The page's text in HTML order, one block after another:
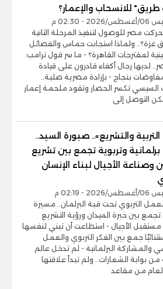
طريق" للانسحاب والإعمار؟
- 02:30 م
مصر للوصول لتنفيذ المرحلة الثانية
غزة؟.. ولماذا استجابت حماس والفصائل
لمقترحات القاهرة؟ - ما سر قول ترامب:
لديها رجال أكفاء قادرون على قيادة
بنجاح - بإرادة مصرية صلبة..
السيسي تكسر الحصار وتقود ملحمة إعمار
التوصل إلى
والتشريع».. صبورة السيد..
وتربوية تجمع بين تشريع
وصناعة الأجيال لبناء الإنسان
- 02:19 م
التربوي تحت قبة البرلمان.. مسيرة
تجمع بين خبرة الميدان ورؤية التشريع
الأجيال - استطاعت أن تبني لنفسها
جمع بين الفكر التربوي والعمل
والمشاركة البرلمانية - لم تدخل عالم
من بوابة الشعارات.. ولم تبدأ علاقتها
من مقاعد